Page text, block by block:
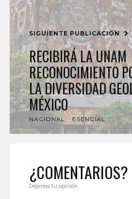
SIGUIENTE PUBLICACIÓN
RECIBIRÁ LA UNAM
RECONOCIMIENTO
LA DIVERSIDAD
MÉXICO
NACIONAL ESENCIAL
¿COMENTARIOS?
Déjanos tu opinión.